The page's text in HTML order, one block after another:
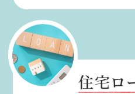
住宅ロ